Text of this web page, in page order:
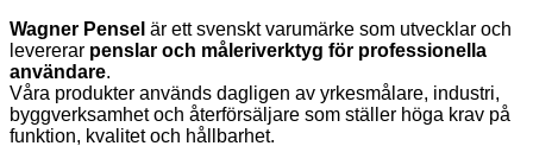
Wagner Pensel är ett svenskt varumärke som utvecklar och
levererar penslar och måleriverktyg för professionella
användare.
Våra produkter används dagligen av yrkesmålare, industri,
byggverksamhet och återförsäljare som ställer höga krav på
funktion, kvalitet och hållbarhet.